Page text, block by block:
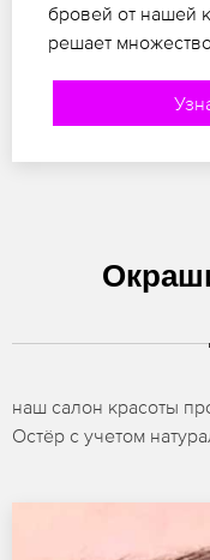
бровей от нашей
решает
наш салон красоты
Остёр с учетом